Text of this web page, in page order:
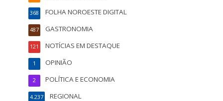
FOLHA NOROESTE DIGITAL
368
GASTRONOMIA
487
NOTÍCIAS EM DESTAQUE
121
OPINIÃO
1
POLÍTICA E ECONOMIA
2
REGIONAL
4.237